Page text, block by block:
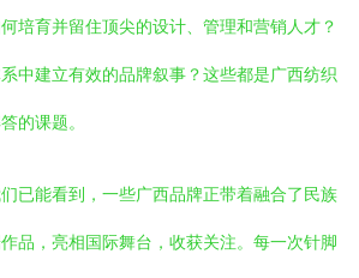
培育并留住顶尖的设计、管理和营销人才？
中建立有效的品牌叙事？这些都是广西纺织
的课题。
已能看到，一些广西品牌正带着融合了民族
品，亮相国际舞台，收获关注。每一次针脚